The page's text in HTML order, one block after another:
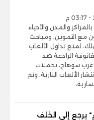
والمدن والأحياء
مع التموين، ومباحث
لمنع تداول الألعاب
الرادعة ضد
سوهاج، بحملات
الألعاب النارية، وتم
يرجع إلى الخلف